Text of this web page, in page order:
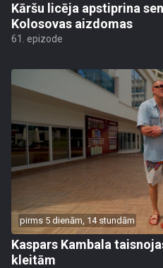
Kāršu licēja apstiprina
Kolosovas aizdomas
61. epizode
pirms 5 dienām, 14 stundām
Kaspars Kambala
kleitām